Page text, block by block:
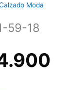
Moda
59-18